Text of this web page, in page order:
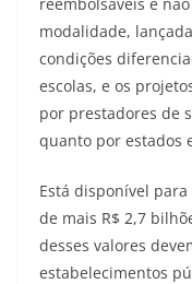
modalidade,
condições
escolas, e os
por prestadores de
quanto por estados
Está disponível
de mais R$ 2,7
desses valores
estabelecimentos